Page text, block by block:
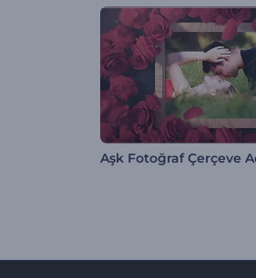
Aşk Fotoğraf Çerçeve